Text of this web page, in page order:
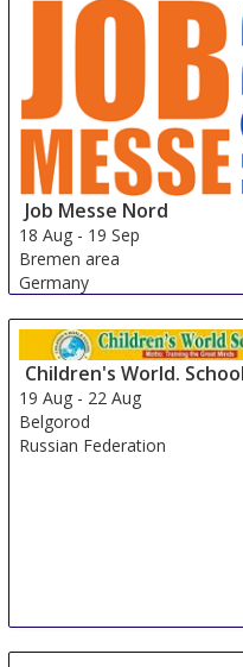
Job Messe Nord
18 Aug - 19 Sep
Bremen area
Germany
Children's World. School
19 Aug - 22 Aug
Belgorod
Russian Federation